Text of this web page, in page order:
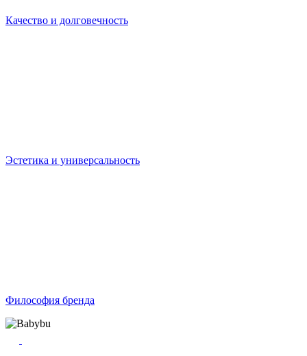
Качество и долговечность
Эстетика и универсальность
Философия бренда